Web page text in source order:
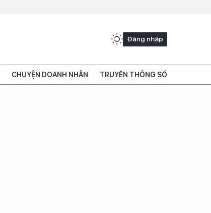
Đăng nhập
CHUYỆN DOANH NHÂN TRUYỀN THÔNG SỐ